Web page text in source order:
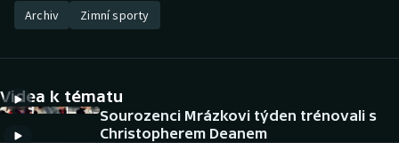
Atletika
DALŠÍ SPORTY
Archiv Zimní sporty
Videa k tématu
Sourozenci Mrázkovi týden trénovali s
Christopherem Deanem